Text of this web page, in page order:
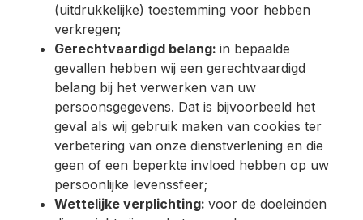
(uitdrukkelijke) toestemming voor hebben
verkregen;
Gerechtvaardigd belang: in bepaalde
gevallen hebben wij een gerechtvaardigd
belang bij het verwerken van uw
persoonsgegevens. Dat is bijvoorbeeld het
geval als wij gebruik maken van cookies ter
verbetering van onze dienstverlening en die
geen of een beperkte invloed hebben op uw
persoonlijke levenssfeer;
Wettelijke verplichting: voor de doeleinden